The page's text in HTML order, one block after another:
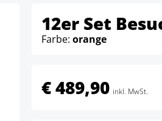
12er Set
Farbe: orange
€ 489,90 inkl. MwSt.